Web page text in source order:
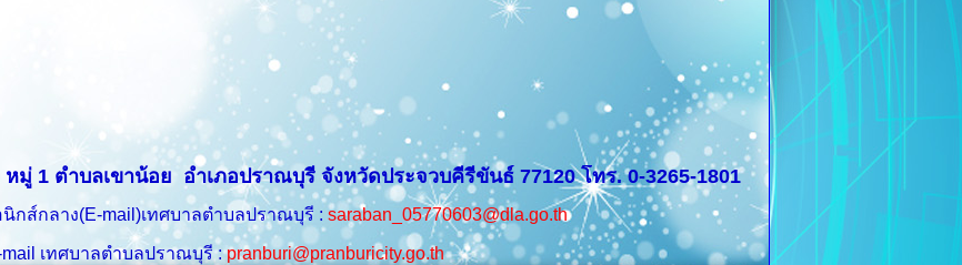
มู่ 1 ตำบลเขาน้อย อำเภอปราณบุรี จังหวัดประจวบคีรีขันธ์ 77120 โทร. 0-3265-1801
กส์กลาง(E-mail )เทศบาลตำบลปราณบุรี : saraban_05770603@dla.go.th
mail เทศบาลตำบลปราณบุรี : pranburi@pranburicity.go.th